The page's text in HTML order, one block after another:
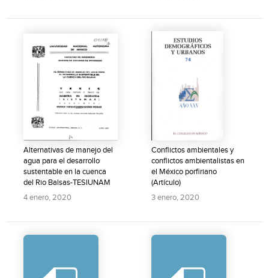
Alternativas de manejo del
agua para el desarrollo
sustentable en la cuenca
del Rio Balsas-TESIUNAM
4 enero, 2020
Conflictos ambientales y
conflictos ambientalistas en
el México porfiriano
(Artículo)
3 enero, 2020